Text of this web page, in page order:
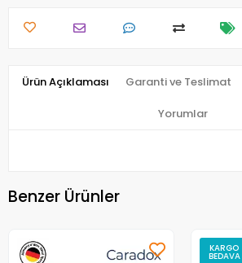
Ürün Açıklaması Garanti ve Teslimat
Yorumlar
Benzer Ürünler
KARGO
BEDAVA